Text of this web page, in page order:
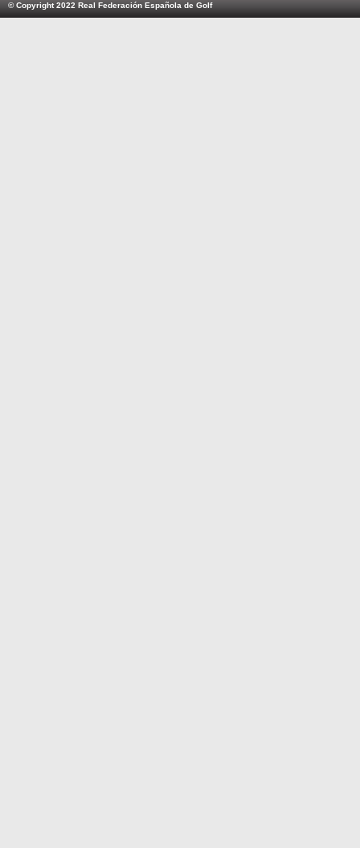
© Copyright 2022 Real Federación Española de Golf